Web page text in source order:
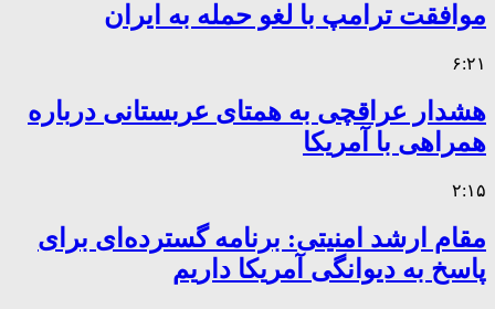
موافقت ترامپ با لغو حمله به ایران
۶:۲۱
هشدار عراقچی به همتای عربستانی درباره
همراهی با آمریکا
۲:۱۵
مقام ارشد امنیتی: برنامه گسترده‌ای برای
پاسخ به دیوانگی آمریکا داریم